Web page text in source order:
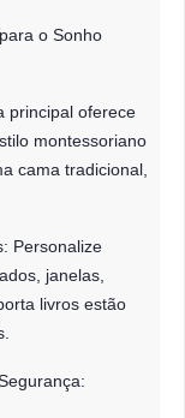
o Sonho
principal oferece
montessoriano
cama tradicional,
Personalize
janelas,
livros estão